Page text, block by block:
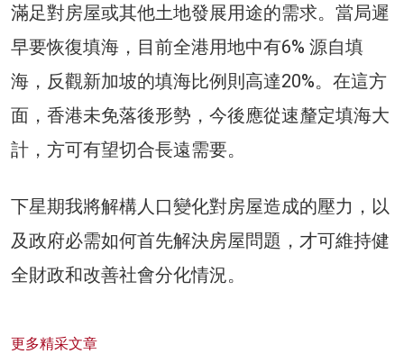
滿足對房屋或其他土地發展用途的需求。當局遲
早要恢復填海，目前全港用地中有6% 源自填
海，反觀新加坡的填海比例則高達20%。在這方
面，香港未免落後形勢，今後應從速釐定填海大
計，方可有望切合長遠需要。
下星期我將解構人口變化對房屋造成的壓力，以
及政府必需如何首先解決房屋問題，才可維持健
全財政和改善社會分化情況。
更多精采文章